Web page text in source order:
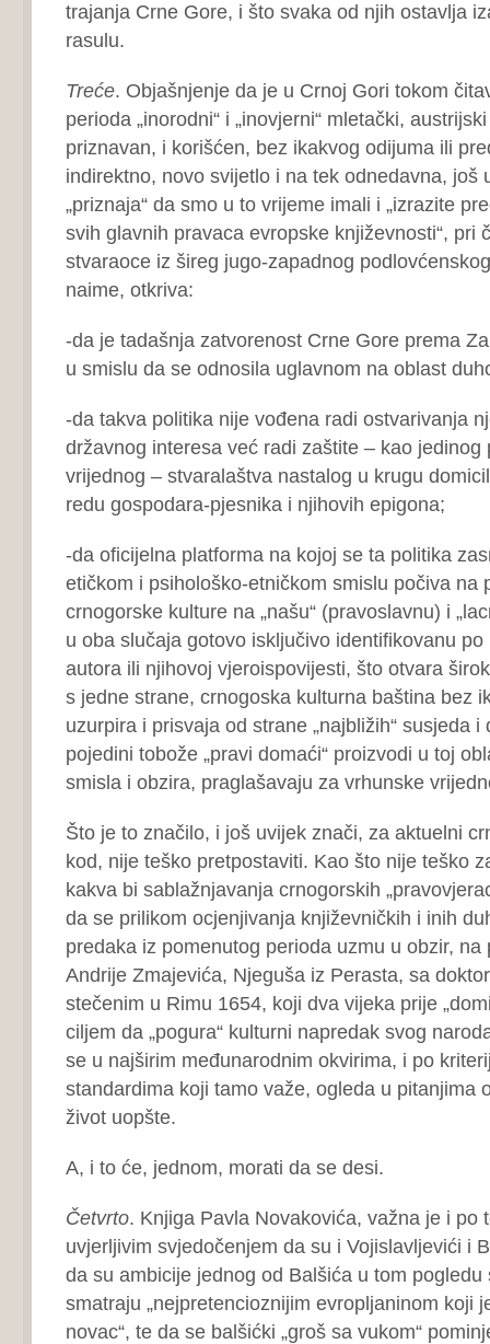
trajanja Crne Gore, i što svaka od njih ostavlja
rasulu.
Treće. Objašnjenje da je u Crnoj Gori tokom
perioda „inorodni“ i „inovjerni“ mletački,
priznavan, i korišćen, bez ikakvog odijuma ili
indirektno, novo svijetlo i na tek odnedavna, još
„priznaja“ da smo u to vrijeme imali i „izrazite
svih glavnih pravaca evropske književnosti“, pri
stvaraoce iz šireg jugo-zapadnog
naime, otkriva:
-da je tadašnja zatvorenost Crne Gore prema
u smislu da se odnosila uglavnom na oblast
-da takva politika nije vođena radi ostvarivanja
državnog interesa već radi zaštite – kao jedinog
vrijednog – stvaralaštva nastalog u krugu
redu gospodara-pjesnika i njihovih epigona;
-da oficijelna platforma na kojoj se ta politika
etičkom i psihološko-etničkom smislu počiva na
crnogorske kulture na „našu“ (pravoslavnu) i
u oba slučaja gotovo isključivo identifikovanu
autora ili njihovoj vjeroispovijesti, što otvara
s jedne strane, crnogoska kulturna baština bez
uzurpira i prisvaja od strane „najbližih“ susjeda i
pojedini tobože „pravi domaći“ proizvodi u toj
smisla i obzira, praglašavaju za vrhunske
Što je to značilo, i još uvijek znači, za aktuelni
kod, nije teško pretpostaviti. Kao što nije teško
kakva bi sablažnjavanja crnogorskih
da se prilikom ocjenjivanja književničkih i inih
predaka iz pomenutog perioda uzmu u obzir, na
Andrije Zmajevića, Njeguša iz Perasta, sa
stečenim u Rimu 1654, koji dva vijeka prije
ciljem da „pogura“ kulturni napredak svog
se u najširim međunarodnim okvirima, i po
standardima koji tamo važe, ogleda u pitanjima
život uopšte.
A, i to će, jednom, morati da se desi.
Četvrto. Knjiga Pavla Novakovića, važna je i po
uvjerljivim svjedočenjem da su i Vojislavljevići i
da su ambicije jednog od Balšića u tom pogledu
smatraju „nejpretencioznijim evropljaninom koji
novac“, te da se balšićki „groš sa vukom“